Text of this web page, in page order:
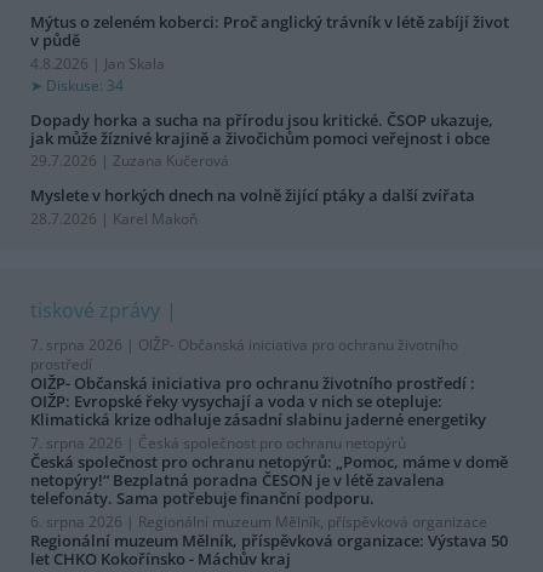
Mýtus o zeleném koberci: Proč anglický trávník v létě zabíjí život
v půdě
4.8.2026 | Jan Skala
Diskuse: 34
Dopady horka a sucha na přírodu jsou kritické. ČSOP ukazuje,
jak může žíznivé krajině a živočichům pomoci veřejnost i obce
29.7.2026 | Zuzana Kučerová
Myslete v horkých dnech na volně žijící ptáky a další zvířata
28.7.2026 | Karel Makoň
tiskové zprávy
7. srpna 2026 | OIŽP- Občanská iniciativa pro ochranu životního
prostředí
OIŽP- Občanská iniciativa pro ochranu životního prostředí :
OIŽP: Evropské řeky vysychají a voda v nich se otepluje:
Klimatická krize odhaluje zásadní slabinu jaderné energetiky
7. srpna 2026 | Česká společnost pro ochranu netopýrů
Česká společnost pro ochranu netopýrů: „Pomoc, máme v domě
netopýry!“ Bezplatná poradna ČESON je v létě zavalena
telefonáty. Sama potřebuje finanční podporu.
6. srpna 2026 | Regionální muzeum Mělník, příspěvková organizace
Regionální muzeum Mělník, příspěvková organizace: Výstava 50
let CHKO Kokořínsko - Máchův kraj